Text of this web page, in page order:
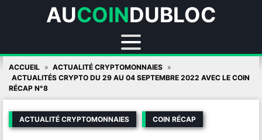
AUCOINDUBLOC
Skip
content
ACCUEIL
ACTUALITÉ CRYPTOMONNAIES
ACTUALITÉS CRYPTO DU 29 AU 04 SEPTEMBRE 2022 AVEC LE COIN
RÉCAP N°8
ACTUALITÉ CRYPTOMONNAIES COIN RÉCAP